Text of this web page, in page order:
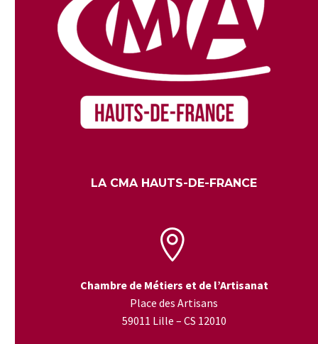
LA CMA HAUTS-DE-FRANCE


Chambre de Métiers et de l’Artisanat
Place des Artisans
59011 Lille – CS 12010